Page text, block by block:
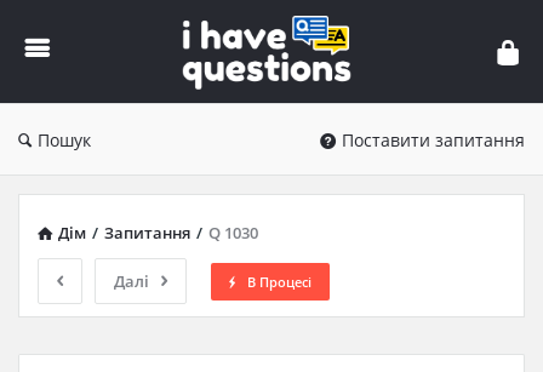
iHaveQuestions
Пошук Поставити запитання
Дім / Запитання / Q 1030
Далі В Процесі